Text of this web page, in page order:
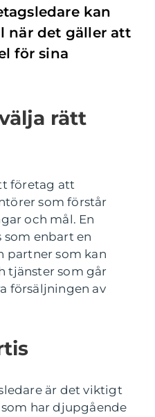
kan
när det gäller att
för sina
rätt
företag att
som förstår
och mål. En
som enbart en
partner som kan
tjänster som går
försäljningen av
är det viktigt
har djupgående